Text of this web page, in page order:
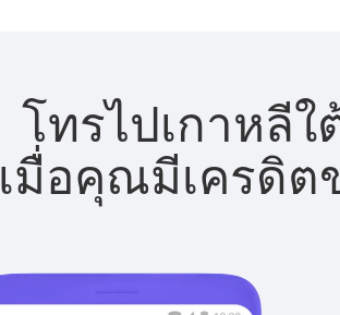
โทรไปเกาหลีใ
เมื่อคุณมีเครดิต